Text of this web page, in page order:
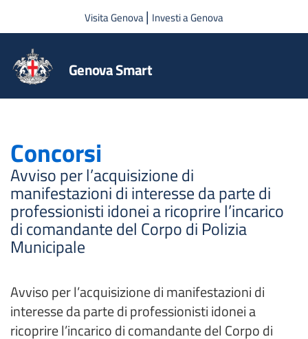
Salta al contenuto principale
Visita Genova| Investi a Genova
Genova Smart
Concorsi
Avviso per l’acquisizione di
manifestazioni di interesse da parte di
professionisti idonei a ricoprire l’incarico
di comandante del Corpo di Polizia
Municipale
Avviso per l’acquisizione di manifestazioni di
interesse da parte di professionisti idonei a
ricoprire l’incarico di comandante del Corpo di